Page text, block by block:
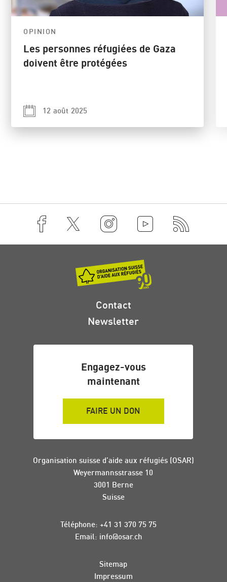
OPINION
Les personnes réfugiées de Gaza
doivent être protégées
12 août 2025
Contact
Newsletter
Engagez-vous
maintenant
FAIRE UN DON
Organisation suisse d’aide aux réfugiés (OSAR)
Weyermannsstrasse 10
3001 Berne
Suisse
Téléphone: +41 31 370 75 75
Email: info@osar.ch
Sitemap
Impressum